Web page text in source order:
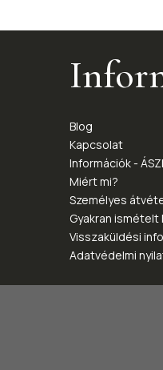
Blog
Kapcsolat
Információk -
Miért mi?
Személyes
Gyakran
Visszaküldési
Adatvédelmi